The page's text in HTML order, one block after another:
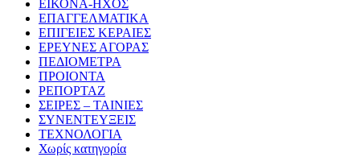
ΕΙΚΟΝΑ-ΗΧΟΣ
ΕΠΑΓΓΕΛΜΑΤΙΚΑ
ΕΠΙΓΕΙΕΣ ΚΕΡΑΙΕΣ
ΕΡΕΥΝΕΣ ΑΓΟΡΑΣ
ΠΕΔΙΟΜΕΤΡΑ
ΠΡΟΙΟΝΤΑ
ΡΕΠΟΡΤΑΖ
ΣΕΙΡΕΣ – ΤΑΙΝΙΕΣ
ΣΥΝΕΝΤΕΥΞΕΙΣ
ΤΕΧΝΟΛΟΓΙΑ
Χωρίς κατηγορία